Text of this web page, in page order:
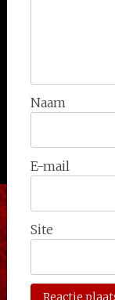
Naam
E-mail
Site